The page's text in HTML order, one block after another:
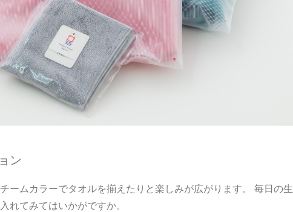
ン
ームカラーでタオルを揃えたりと楽しみが広がります。 毎日の生
れてみてはいかがですか。